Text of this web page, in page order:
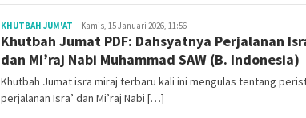
KHUTBAH JUM'AT Redaksi
Kamis, 15 Januari 2026, 11:56
Khutbah Jumat PDF: Dahsyatnya Perjalanan
dan Mi’raj Nabi Muhammad SAW (B. Indonesia)
Khutbah Jumat isra miraj terbaru kali ini mengulas tentang
perjalanan Isra’ dan Mi’raj Nabi […]